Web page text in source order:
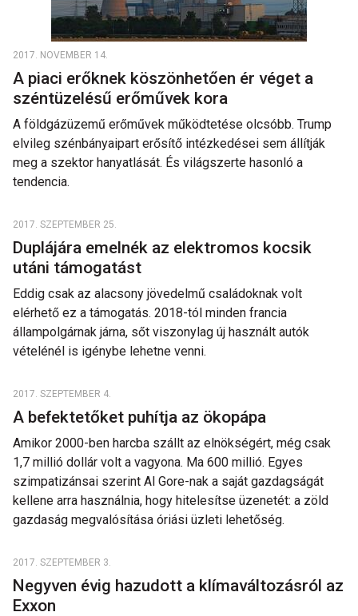
2017. NOVEMBER 14.
A piaci erőknek köszönhetően ér véget a
széntüzelésű erőművek kora
A földgázüzemű erőművek működtetése olcsóbb. Trump
elvileg szénbányaipart erősítő intézkedései sem állítják
meg a szektor hanyatlását. És világszerte hasonló a
tendencia.
2017. SZEPTEMBER 25.
Duplájára emelnék az elektromos kocsik
utáni támogatást
Eddig csak az alacsony jövedelmű családoknak volt
elérhető ez a támogatás. 2018-tól minden francia
állampolgárnak járna, sőt viszonylag új használt autók
vételénél is igénybe lehetne venni.
2017. SZEPTEMBER 4.
A befektetőket puhítja az ökopápa
Amikor 2000-ben harcba szállt az elnökségért, még csak
1,7 millió dollár volt a vagyona. Ma 600 millió. Egyes
szimpatizánsai szerint Al Gore-nak a saját gazdagságát
kellene arra használnia, hogy hitelesítse üzenetét: a zöld
gazdaság megvalósítása óriási üzleti lehetőség.
2017. SZEPTEMBER 3.
Negyven évig hazudott a klímaváltozásról az
Exxon